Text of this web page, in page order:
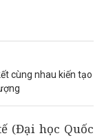
cùng nhau kiến tạo
(Đại học Quốc